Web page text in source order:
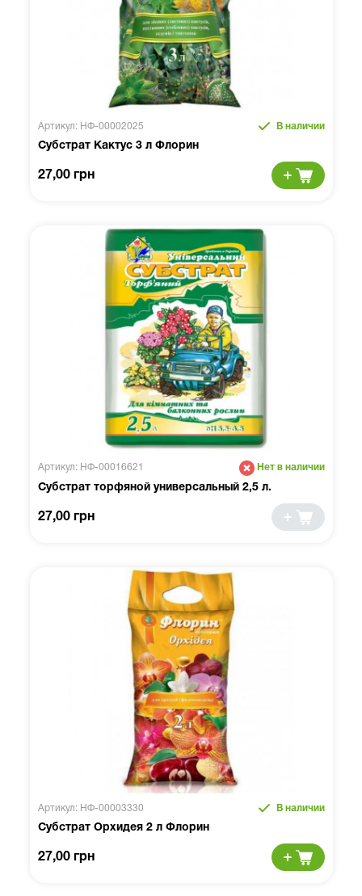
Артикул: НФ-00002025 В наличии
Субстрат Кактус 3 л Флорин
27,00 грн
Артикул: НФ-00016621 Нет в наличии
Субстрат торфяной универсальный 2,5 л.
27,00 грн
Артикул: НФ-00003330 В наличии
Субстрат Орхидея 2 л Флорин
27,00 грн